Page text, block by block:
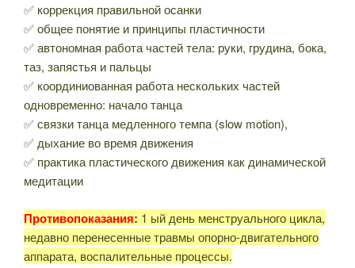
✅ коррекция правильной осанки
✅ общее понятие и принципы пластичности
✅ автономная работа частей тела: руки, грудина, бока,
таз, запястья и пальцы
✅ координиованная работа нескольких частей
одновременно: начало танца
✅ связки танца медленного темпа (slow motion),
✅ дыхание во время движения
✅ практика пластического движения как динамической
медитации
Противопоказания: 1 ый день менструального цикла,
недавно перенесенные травмы опорно-двигательного
аппарата, воспалительные процессы.